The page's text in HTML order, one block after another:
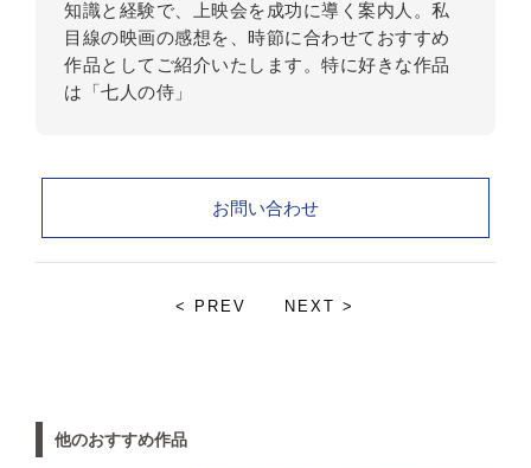
知識と経験で、上映会を成功に導く案内人。私
目線の映画の感想を、時節に合わせておすすめ
作品としてご紹介いたします。特に好きな作品
は「七人の侍」
お問い合わせ
< PREV NEXT >
他のおすすめ作品